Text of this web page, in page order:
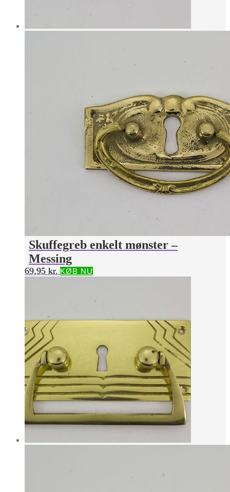
Skuffegreb enkelt mønster –
Messing
69,95 kr. KØB NU